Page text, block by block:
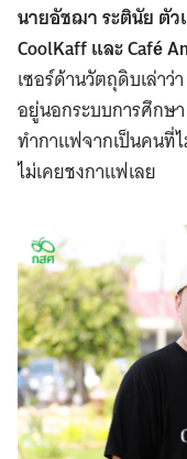
นายอัชฌา ระตินัย ตัว
CoolKaff และ Café
เซอร์ด้านวัตถุดิบเล่าว่
อยู่นอกระบบการศึกษ
ทำกาแฟจากเป็นคนที่
ไม่เคยชงกาแฟเลย